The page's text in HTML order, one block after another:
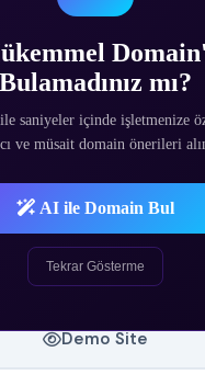
Bulamadınız mı?
saniyeler içinde işletmenize
ve müsait domain önerileri
AI ile Domain Bul
Tekrar Gösterme
$78.79
Tek Sefer
SATIN AL
Demo Site